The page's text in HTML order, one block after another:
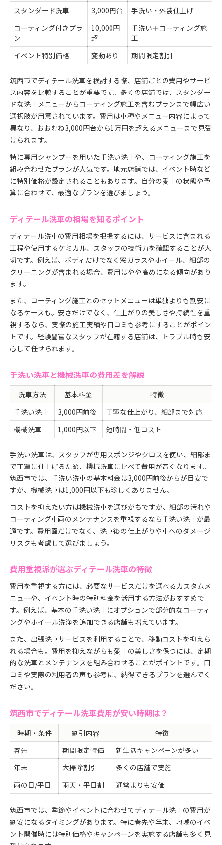
洗車費用別サービス内容比較表
コスパ重視で選ぶディテール洗車のポイント
手洗い洗車と機械洗車の違いを知ろう
筑西市で利用できる洗車メニュー一覧
費用重視なら知っておきたいディテール洗車の選び方
費用を抑えるディテール洗車選びの極意
筑西市で人気の洗車メニュー比較表
ディテール洗車で損しないための注意点
費用と仕上がりのバランスを見極めるコツ
安さだけで決めない洗車サービスの選択術
筑西市でコスパ最強の洗車法を探る
ディテール洗車と他メニューのコスパ比較表
費用対効果で選ぶディテール洗車の魅力
長期的にお得なディテール洗車の活用法
筑西市エリアで洗車費用を比較しよう
筑西市の洗車費用・サービス比較表
愛車に合った洗車費用の選び方
ディテール洗車費用の地域差を分析
筑西市で洗車費用を安くするコツ
スタンダード洗車
3,000円台
手洗い・外装仕上げ
コーティング付きプラ
ン
10,000円
超
手洗い＋コーティング施
工
イベント特別価格
変動あり 期間限定割引
筑西市でディテール洗車を検討する際、店舗ごとの費用やサービ
ス内容を比較することが重要です。多くの店舗では、スタンダー
ドな洗車メニューからコーティング施工を含むプランまで幅広い
選択肢が用意されています。費用は車種やメニュー内容によって
異なり、おおむね3,000円台から1万円を超えるメニューまで見受
けられます。
特に専用シャンプーを用いた手洗い洗車や、コーティング施工を
組み合わせたプランが人気です。地元店舗では、イベント時など
に特別価格が設定されることもあります。自分の愛車の状態や予
算に合わせて、最適なプランを選びましょう。
ディテール洗車の相場を知るポイント
ディテール洗車の費用相場を把握するには、サービスに含まれる
工程や使用するケミカル、スタッフの技術力を確認することが大
切です。例えば、ボディだけでなく窓ガラスやホイール、細部の
クリーニングが含まれる場合、費用はやや高めになる傾向があり
ます。
また、コーティング施工とのセットメニューは単独よりも割安に
なるケースも。安さだけでなく、仕上がりの美しさや持続性を重
視するなら、実際の施工実績や口コミも参考にすることがポイン
トです。経験豊富なスタッフが在籍する店舗は、トラブル時も安
心して任せられます。
手洗い洗車と機械洗車の費用差を解説
洗車方法 基本料金
特徴
手洗い洗車
3,000円前後
丁寧な仕上がり、細部まで対応
機械洗車
1,000円以下 短時間・低コスト
手洗い洗車は、スタッフが専用スポンジやクロスを使い、細部ま
で丁寧に仕上げるため、機械洗車に比べて費用が高くなります。
筑西市では、手洗い洗車の基本料金は3,000円前後からが目安で
すが、機械洗車は1,000円以下も珍しくありません。
コストを抑えたい方は機械洗車を選びがちですが、細部の汚れや
コーティング車両のメンテナンスを重視するなら手洗い洗車が最
適です。費用面だけでなく、洗車後の仕上がりや車へのダメージ
リスクも考慮して選びましょう。
費用重視派が選ぶディテール洗車の特徴
費用を重視する方には、必要なサービスだけを選べるカスタムメ
ニューや、イベント時の特別料金を活用する方法がおすすめで
す。例えば、基本の手洗い洗車にオプションで部分的なコーティ
ングやホイール洗浄を追加できる店舗も増えています。
また、出張洗車サービスを利用することで、移動コストを抑えら
れる場合も。費用を抑えながらも愛車の美しさを保つには、定期
的な洗車とメンテナンスを組み合わせることがポイントです。口
コミや実際の利用者の声も参考に、納得できるプランを選んでく
ださい。
筑西市でディテール洗車費用が安い時期は？
時期・条件 割引内容
特徴
春先
期間限定特価
新生活キャンペーンが多い
年末
大掃除割引
多くの店舗で実施
雨の日/平日
雨天・平日割 通常よりも安価
筑西市では、季節やイベントに合わせてディテール洗車の費用が
割安になるタイミングがあります。特に春先や年末、地域のイベ
ント開催時には特別価格やキャンペーンを実施する店舗も多く見